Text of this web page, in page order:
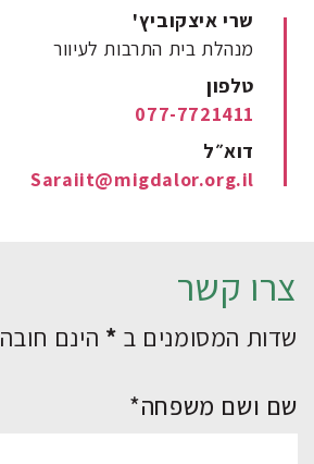
שרי איצקוביץ'
מנהלת בית התרבות לעיוור
טלפון
077-7721411
דוא״ל
Saraiit@migdalor.org.il
צרו קשר
שדות המסומנים ב * הינם חובה
שם ושם משפחה*